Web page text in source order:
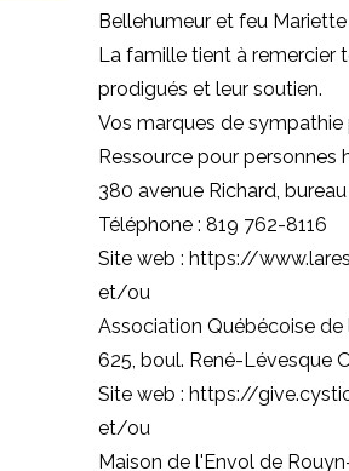
Bellehumeur et feu Mariette
La famille tient à remercier
prodigués et leur soutien.
Vos marques de
Ressource pour personnes
380 avenue Richard,
Téléphone : 819 762-8116
Site web : https://
et/ou
Association Québécoise
625, boul. René-Lévesque
Site web : https://
et/ou
Maison de l'Envol de